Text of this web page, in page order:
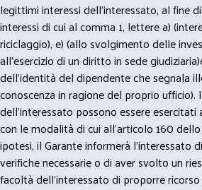
legittimi interessi dell’interessato, al fine
interessi di cui al comma 1, lettere a)
riciclaggio), e) (allo svolgimento delle
all’esercizio di un diritto in sede
dell’identità del dipendente che segnala
conoscenza in ragione del proprio ufficio).
dell’interessato possono essere
con le modalità di cui all’articolo 160
ipotesi, il Garante informerà l’interessato
verifiche necessarie o di aver svolto un
facoltà dell’interessato di proporre